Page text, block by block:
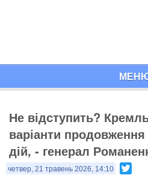
Не відступить?
варіанти
дій, - генерал
четвер, 21 травень 2026, 14:10